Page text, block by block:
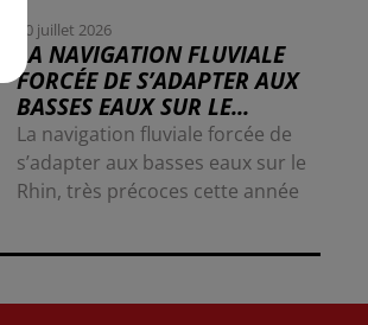
30 juillet 2026
LA NAVIGATION FLUVIALE
FORCÉE DE S’ADAPTER AUX
BASSES EAUX SUR LE...
La navigation fluviale forcée de
s’adapter aux basses eaux sur le
Rhin, très précoces cette année